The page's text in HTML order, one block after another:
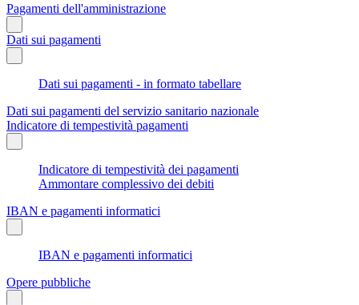
Pagamenti dell'amministrazione
Dati sui pagamenti
Dati sui pagamenti - in formato tabellare
Dati sui pagamenti del servizio sanitario nazionale
Indicatore di tempestività pagamenti
Indicatore di tempestività dei pagamenti
Ammontare complessivo dei debiti
IBAN e pagamenti informatici
IBAN e pagamenti informatici
Opere pubbliche